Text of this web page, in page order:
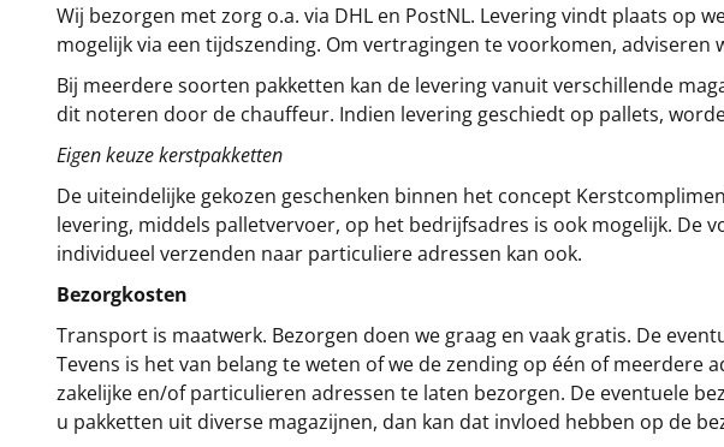
Wij bezorgen met zorg o.a. via DHL en PostNL. Levering vindt plaats op
mogelijk via een tijdszending. Om vertragingen te voorkomen,
Bij meerdere soorten pakketten kan de levering vanuit verschillende
dit noteren door de chauffeur. Indien levering geschiedt op pallets,
Eigen keuze kerstpakketten
De uiteindelijke gekozen geschenken binnen het concept
levering, middels palletvervoer, op het bedrijfsadres is ook mogelijk. De
individueel verzenden naar particuliere adressen kan ook.
Bezorgkosten
Transport is maatwerk. Bezorgen doen we graag en vaak gratis. De
Tevens is het van belang te weten of we de zending op één of
zakelijke en/of particulieren adressen te laten bezorgen. De eventuele
u pakketten uit diverse magazijnen, dan kan dat invloed hebben op de